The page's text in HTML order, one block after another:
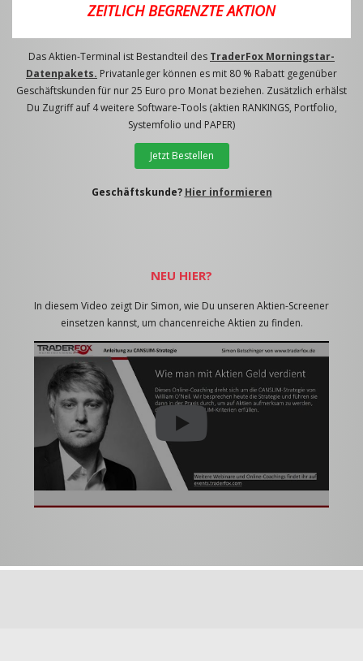
ZEITLICH BEGRENZTE AKTION
Das Aktien-Terminal ist Bestandteil des TraderFox Morningstar-
Datenpakets. Privatanleger können es mit 80 % Rabatt gegenüber
Geschäftskunden für nur 25 Euro pro Monat beziehen. Zusätzlich erhälst
Du Zugriff auf 4 weitere Software-Tools (aktien RANKINGS, Portfolio,
Systemfolio und PAPER)
Jetzt Bestellen
Geschäftskunde? Hier informieren
NEU HIER?
In diesem Video zeigt Dir Simon, wie Du unseren Aktien-Screener
einsetzen kannst, um chancenreiche Aktien zu finden.